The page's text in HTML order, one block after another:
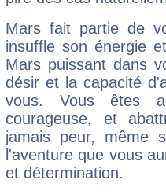
Mars fait partie de
insuffle son énergie
Mars puissant dans
désir et la capacité
vous. Vous êtes
courageuse, et
jamais peur, même
l'aventure que vous
et détermination.